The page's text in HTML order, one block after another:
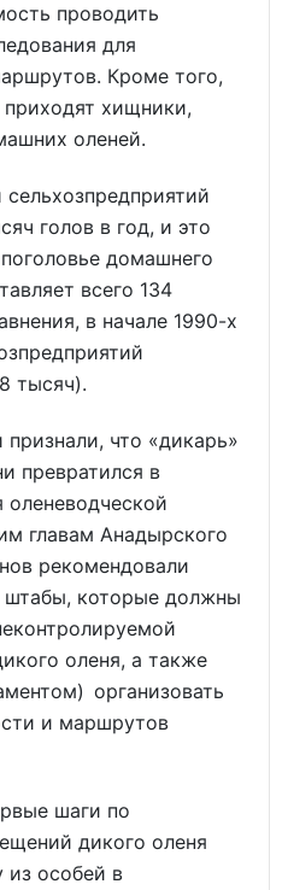
проводить
для
Кроме того,
хищники,
оленей.
голов в год, и это
домашнего
всего 134
в начале 1990-х
тысяч).
что «дикарь»
превратился в
оленеводческой
главам Анадырского
рекомендовали
штабы, которые должны
оленя, а также
организовать
и маршрутов
шаги по
дикого оленя
из особей в